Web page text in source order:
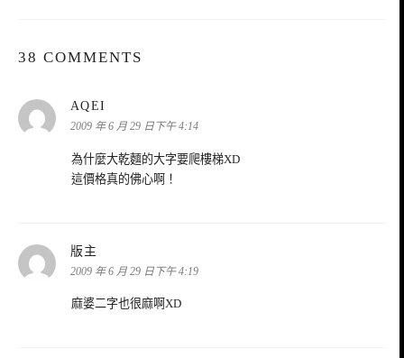
38 COMMENTS
AQEI
示:
2009 年 6 月 29 日下午 4:14
為什麼大乾麵的大字要爬樓梯XD
這價格真的佛心啊！
版主
示:
2009 年 6 月 29 日下午 4:19
麻婆二字也很麻啊XD